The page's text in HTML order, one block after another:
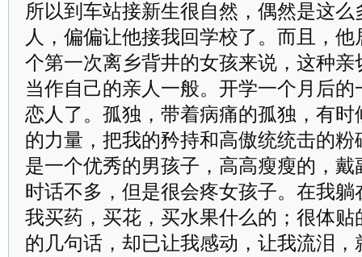
所以到车站接新生很自然，偶然是这
人，偏偏让他接我回学校了。而且，
个第一次离乡背井的女孩来说，这种
当作自己的亲人一般。开学一个月后
恋人了。孤独，带着病痛的孤独，有
的力量，把我的矜持和高傲统统击的
是一个优秀的男孩子，高高瘦瘦的，
时话不多，但是很会疼女孩子。在我
我买药，买花，买水果什么的；很体
的几句话，却已让我感动，让我流泪